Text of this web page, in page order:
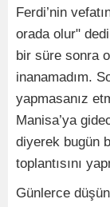
Ferdi’nin
orada olur"
bir süre sonra
inanamadım.
yapmasanız
Manisa’ya
diyerek bugün
toplantısını
Günlerce